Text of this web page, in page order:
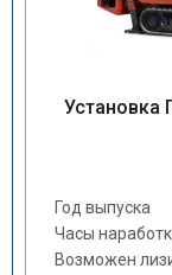
Установка
Год выпуска
Часы
Возможен